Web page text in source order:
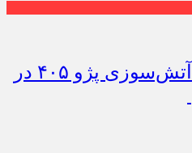
۳فوتی در واژگونی و آتش‌سوزی پژو ۴۰۵ در